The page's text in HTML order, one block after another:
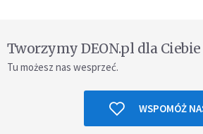
Tworzymy DEON.pl dla Ciebie
Tu możesz nas wesprzeć.
WSPOMÓŻ